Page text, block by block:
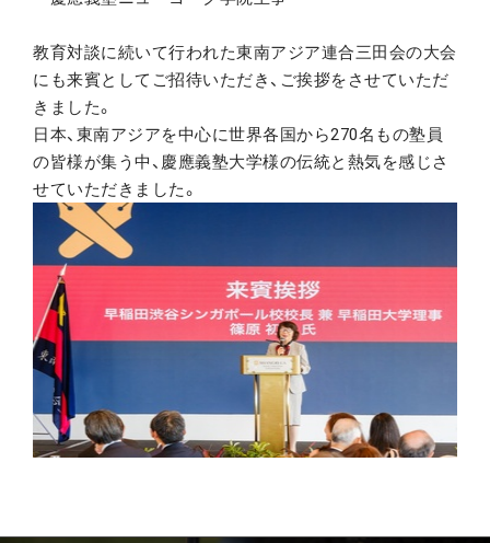
教育対談に続いて行われた東南アジア連合三田会の大会
にも来賓としてご招待いただき、ご挨拶をさせていただ
きました。
日本、東南アジアを中心に世界各国から270名もの塾員
の皆様が集う中、慶應義塾大学様の伝統と熱気を感じさ
せていただきました。